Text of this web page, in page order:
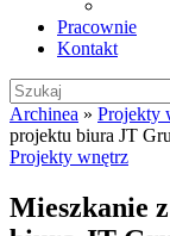
Pracownie
Kontakt
Archinea » Projekty
projektu biura JT
Projekty wnętrz
Mieszkanie